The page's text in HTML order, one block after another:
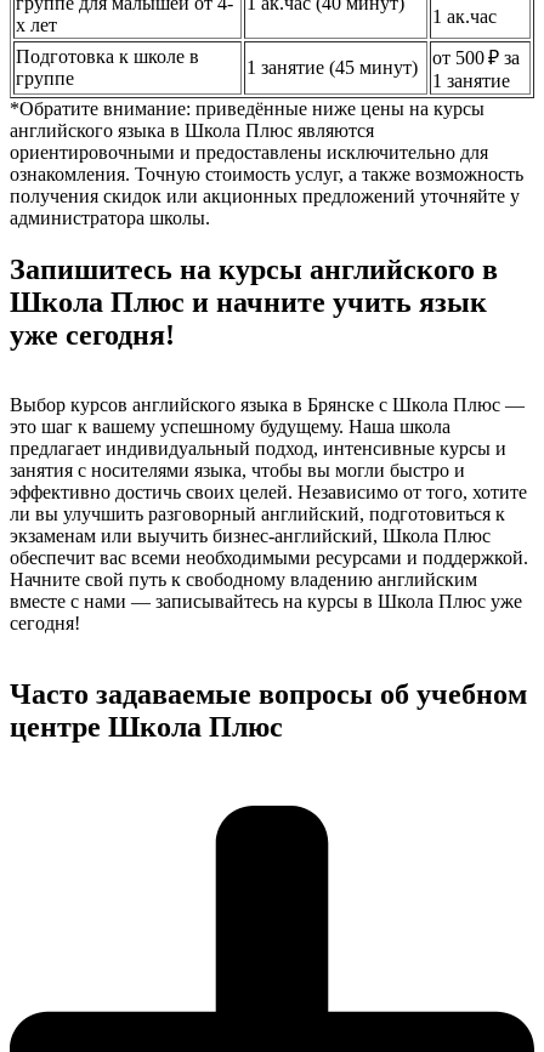
х лет
1 ак.час
Подготовка к школе в
группе
1 занятие (45 минут)
от 500 ₽ за
1 занятие
*Обратите внимание: приведённые ниже цены на курсы
английского языка в Школа Плюс являются
ориентировочными и предоставлены исключительно для
ознакомления. Точную стоимость услуг, а также возможность
получения скидок или акционных предложений уточняйте у
администратора школы.
Запишитесь на курсы английского в
Школа Плюс и начните учить язык
уже сегодня!
Выбор курсов английского языка в Брянске с Школа Плюс —
это шаг к вашему успешному будущему. Наша школа
предлагает индивидуальный подход, интенсивные курсы и
занятия с носителями языка, чтобы вы могли быстро и
эффективно достичь своих целей. Независимо от того, хотите
ли вы улучшить разговорный английский, подготовиться к
экзаменам или выучить бизнес-английский, Школа Плюс
обеспечит вас всеми необходимыми ресурсами и поддержкой.
Начните свой путь к свободному владению английским
вместе с нами — записывайтесь на курсы в Школа Плюс уже
сегодня!
Часто задаваемые вопросы об учебном
центре Школа Плюс